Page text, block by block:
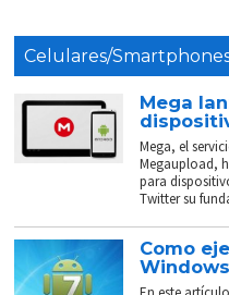
Celulares/
Mega
Mega, el
Megaupload,
para
Twitter su
Como